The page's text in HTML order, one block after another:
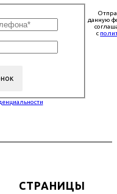
данную
с
СТРАНИЦЫ